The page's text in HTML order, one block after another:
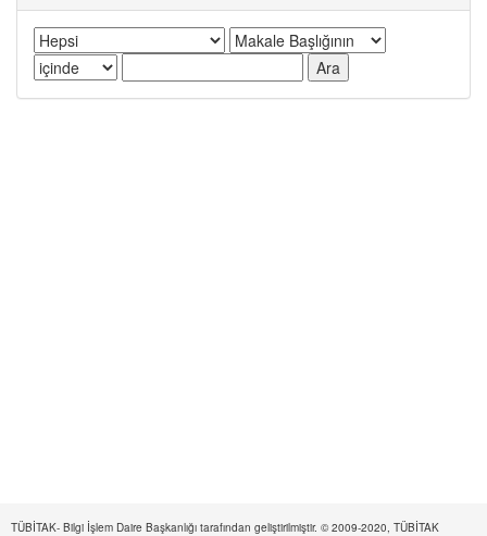
TÜBİTAK- Bilgi İşlem Daire Başkanlığı tarafından geliştirilmiştir. © 2009-2020, TÜBİTAK